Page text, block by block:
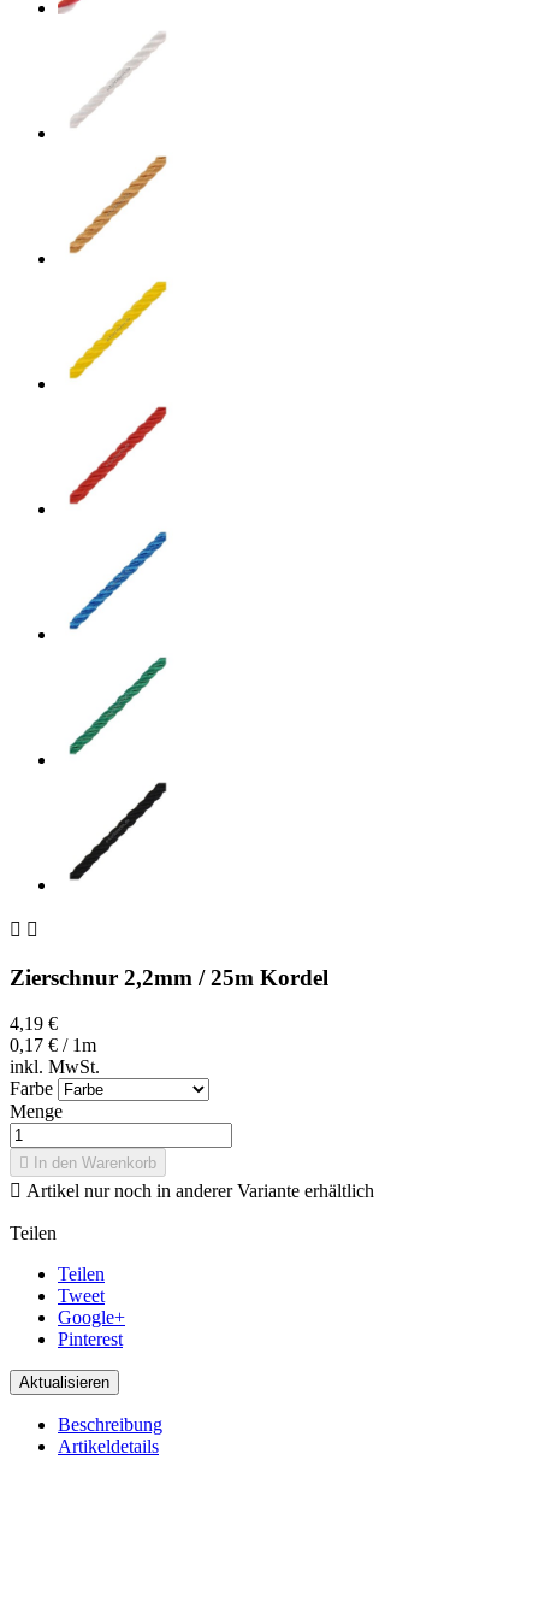
 
Zierschnur 2,2mm / 25m Kordel
4,19 €
0,17 € / 1m
inkl. MwSt.
Farbe
Menge
 In den Warenkorb
 Artikel nur noch in anderer Variante erhältlich
Teilen
Teilen
Tweet
Google+
Pinterest
Beschreibung
Artikeldetails